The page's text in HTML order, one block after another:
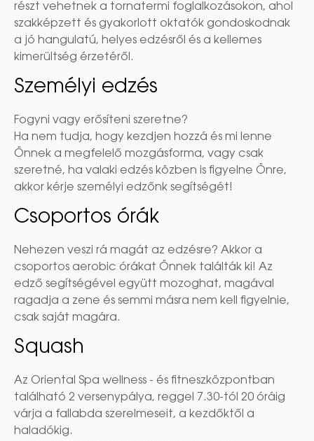
részt vehetnek a tornatermi foglalkozásokon, ahol
szakképzett és gyakorlott oktatók gondoskodnak
a jó hangulatú, helyes edzésről és a kellemes
kimerültség érzetéről.
Személyi edzés
Fogyni vagy erősíteni szeretne?
Ha nem tudja, hogy kezdjen hozzá és mi lenne
Önnek a megfelelő mozgásforma, vagy csak
szeretné, ha valaki edzés közben is figyelne Önre,
akkor kérje személyi edzőnk segítségét!
Csoportos órák
Nehezen veszi rá magát az edzésre? Akkor a
csoportos aerobic órákat Önnek találták ki! Az
edző segítségével együtt mozoghat, magával
ragadja a zene és semmi másra nem kell figyelnie,
csak saját magára.
Squash
Az Oriental Spa wellness - és fitneszközpontban
található 2 versenypálya, reggel 7.30-tól 20 óráig
várja a fallabda szerelmeseit, a kezdőktől a
haladókig.